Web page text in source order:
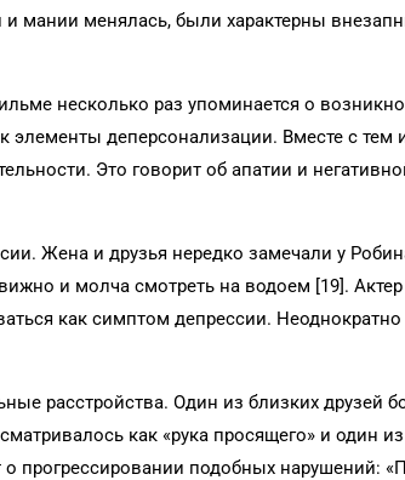
мании менялась, были характерны
несколько раз упоминается о
элементы деперсонализации. Вместе с тем
Это говорит об апатии и
Жена и друзья нередко замечали у
и молча смотреть на водоем [19].
как симптом депрессии.
расстройства. Один из близких друзей
как «рука просящего» и один
прогрессировании подобных нарушений: